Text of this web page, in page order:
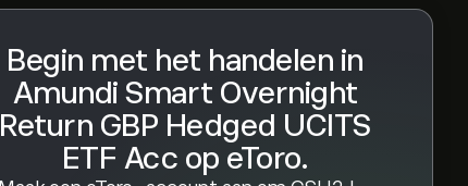
Begin met het handelen in
Amundi Smart Overnight
Return GBP Hedged UCITS
ETF Acc op eToro.